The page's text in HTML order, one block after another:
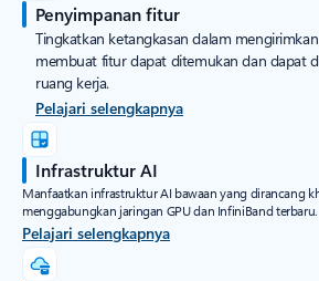
Penyimpanan fitur
Tingkatkan ketangkasan dalam
membuat fitur dapat ditemukan dan dapat
ruang kerja.
Pelajari selengkapnya
Infrastruktur AI
Manfaatkan infrastruktur AI bawaan yang dirancang
menggabungkan jaringan GPU dan InfiniBand terbaru.
Pelajari selengkapnya